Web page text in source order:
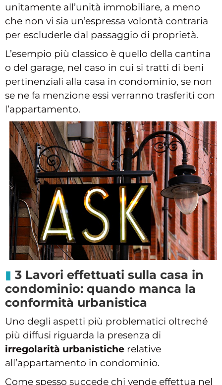
unitamente all’unità immobiliare, a meno
che non vi sia un’espressa volontà contraria
per escluderle dal passaggio di proprietà.
L’esempio più classico è quello della cantina
o del garage, nel caso in cui si tratti di beni
pertinenziali alla casa in condominio, se non
se ne fa menzione essi verranno trasferiti con
l’appartamento.
3 Lavori effettuati sulla casa in
condominio: quando manca la
conformità urbanistica
Uno degli aspetti più problematici oltreché
più diffusi riguarda la presenza di
irregolarità urbanistiche relative
all’appartamento in condominio.
Come spesso succede chi vende effettua nel